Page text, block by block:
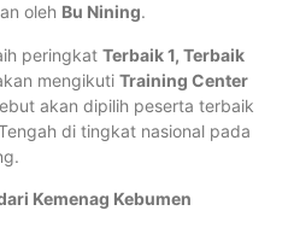
oleh Bu Nining.
peringkat Terbaik 1, Terbaik
mengikuti Training Center
akan dipilih peserta terbaik
di tingkat nasional pada
Kemenag Kebumen